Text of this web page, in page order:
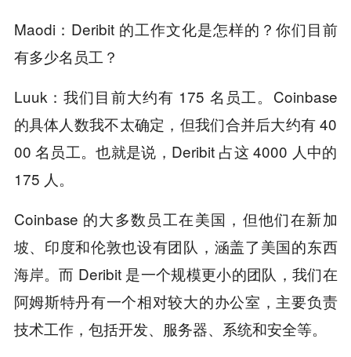
Maodi：Deribit 的工作文化是怎样的？你们目前
有多少名员工？
Luuk：我们目前大约有 175 名员工。Coinbase
的具体人数我不太确定，但我们合并后大约有 40
00 名员工。也就是说，Deribit 占这 4000 人中的
175 人。
Coinbase 的大多数员工在美国，但他们在新加
坡、印度和伦敦也设有团队，涵盖了美国的东西
海岸。而 Deribit 是一个规模更小的团队，我们在
阿姆斯特丹有一个相对较大的办公室，主要负责
技术工作，包括开发、服务器、系统和安全等。